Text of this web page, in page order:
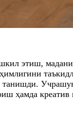
этиш,
ҳамда